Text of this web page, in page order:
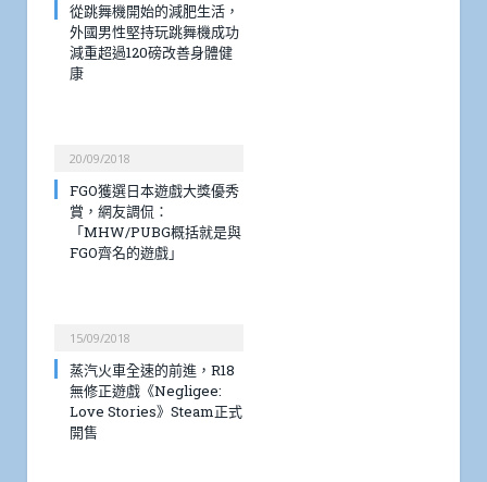
從跳舞機開始的減肥生活，
外國男性堅持玩跳舞機成功
減重超過120磅改善身體健
康
20/09/2018
FGO獲選日本遊戲大獎優秀
賞，網友調侃：
「MHW/PUBG概括就是與
FGO齊名的遊戲」
15/09/2018
蒸汽火車全速的前進，R18
無修正遊戲《Negligee:
Love Stories》Steam正式
開售